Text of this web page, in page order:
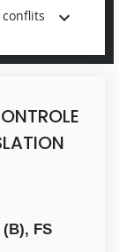
(B), FS